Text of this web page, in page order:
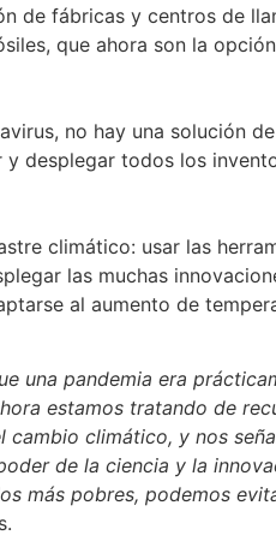
de fábricas y centros de
que ahora son la
no hay una solución
desplegar todos los
climático: usar las
las muchas
al aumento de
una pandemia era
estamos tratando de
climático, y nos
de la ciencia y la
más pobres, podemos